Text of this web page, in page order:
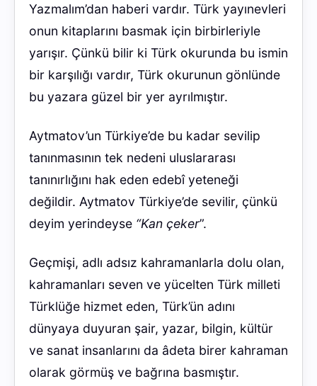
Yazmalım’dan haberi vardır. Türk yayınevleri
onun kitaplarını basmak için birbirleriyle
yarışır. Çünkü bilir ki Türk okurunda bu ismin
bir karşılığı vardır, Türk okurunun gönlünde
bu yazara güzel bir yer ayrılmıştır.
Aytmatov’un Türkiye’de bu kadar sevilip
tanınmasının tek nedeni uluslararası
tanınırlığını hak eden edebî yeteneği
değildir. Aytmatov Türkiye’de sevilir, çünkü
deyim yerindeyse “Kan çeker”.
Geçmişi, adlı adsız kahramanlarla dolu olan,
kahramanları seven ve yücelten Türk milleti
Türklüğe hizmet eden, Türk’ün adını
dünyaya duyuran şair, yazar, bilgin, kültür
ve sanat insanlarını da âdeta birer kahraman
olarak görmüş ve bağrına basmıştır.